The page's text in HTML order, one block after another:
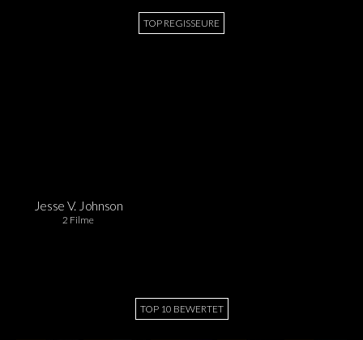
TOP REGISSEURE
Jesse V. Johnson
2 Filme
TOP 10 BEWERTET